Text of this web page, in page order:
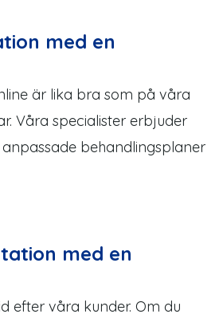
med en
är lika bra som på våra
Våra specialister erbjuder
behandlingsplaner
med en
efter våra kunder. Om du